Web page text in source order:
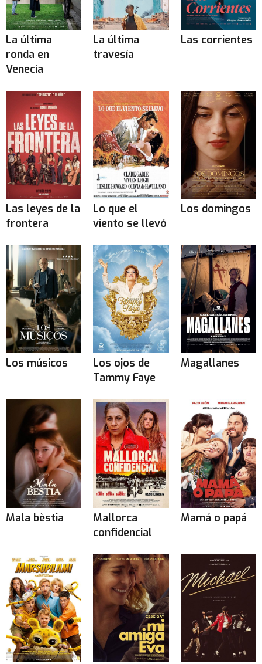
La última
ronda en
Venecia
La última
travesía
Las corrientes
Las leyes de la
frontera
Lo que el
viento se llevó
Los domingos
Los músicos
Los ojos de
Tammy Faye
Magallanes
Mala bèstia
Mallorca
confidencial
Mamá o papá